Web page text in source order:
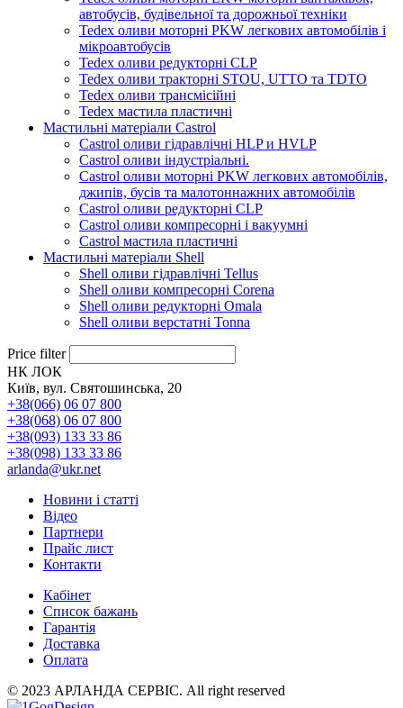
автобусів, будівельної та дорожньої техніки
Tedex оливи моторні PKW легкових автомобілів і
мікроавтобусів
Tedex оливи редукторні CLP
Tedex оливи тракторні STOU, UTTO та TDTO
Tedex оливи трансмісійні
Tedex мастила пластичні
Мастильні матеріали Castrol
Castrol оливи гідравлічні HLP и HVLP
Castrol оливи індустріальні.
Castrol оливи моторні PKW легкових автомобілів,
джипів, бусів та малотоннажних автомобілів
Castrol оливи редукторні CLP
Castrol оливи компресорні і вакуумні
Castrol мастила пластичні
Мастильні матеріали Shell
Shell оливи гідравлічні Tellus
Shell оливи компресорні Corena
Shell оливи редукторні Omala
Shell оливи верстатні Tonna
Price filter
НК ЛОК
Київ, вул. Святошинська, 20
+38(066) 06 07 800
+38(068) 06 07 800
+38(093) 133 33 86
+38(098) 133 33 86
arlanda@ukr.net
Новини і статті
Відео
Партнери
Прайс лист
Контакти
Кабінет
Список бажань
Гарантія
Доставка
Оплата
© 2023 АРЛАНДА СЕРВІС. All right reserved